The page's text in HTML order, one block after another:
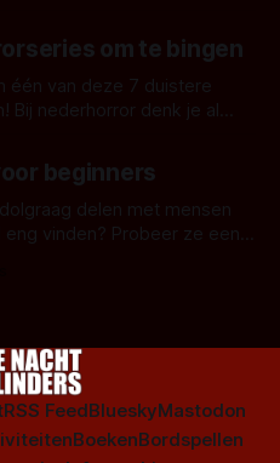
om te bingen
één van deze 7 duistere
Maar Nederlandse horror
aantal Nederlandse tv-
series uit het duistere of horrorgenre. Als
beginners
delen met mensen
vinden? Probeer ze eens
RSS FeedBlueskyMastodon
BoekenBordspellen